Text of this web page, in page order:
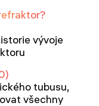
vývoje
tubusu,
všechny